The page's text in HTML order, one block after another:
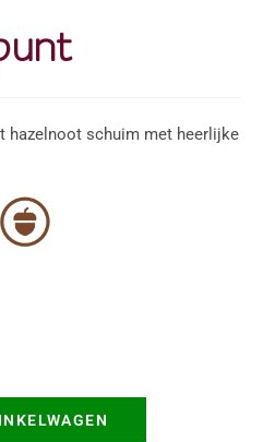
hazelnoot schuim met heerlijke